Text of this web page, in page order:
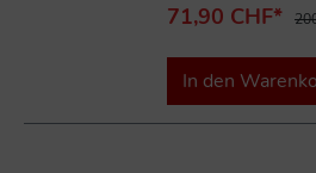
71,90 CHF*
In den